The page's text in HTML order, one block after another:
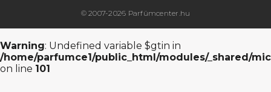
© 2007-2026 Parfümcenter.hu
Warning: Undefined variable $gtin in
/home/parfumce1/public_html/modules/_shared/
on line 101